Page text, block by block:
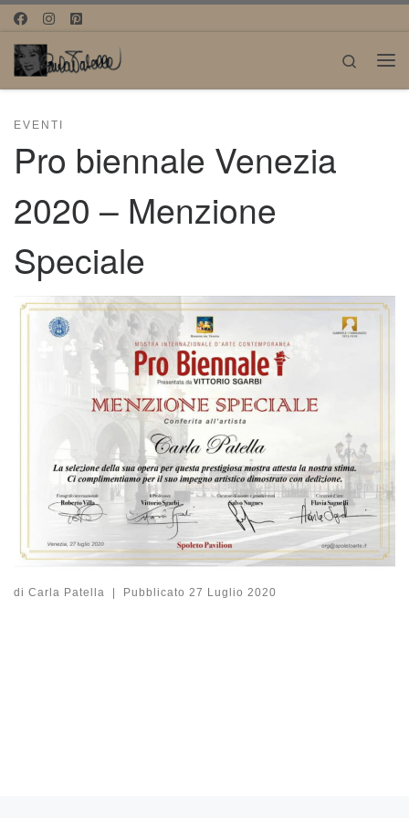
Passa al contenuto
Search
EVENTI
Pro biennale Venezia
2020 – Menzione
Speciale
di Carla Patella | Pubblicato 27 Luglio 2020